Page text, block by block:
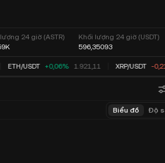
24 giờ (ASTR)
Khối lượng 24 giờ (USDT)
596,35093
ETH/USDT +0,06% 1.921,11 XRP/USDT -
Biểu đồ Độ